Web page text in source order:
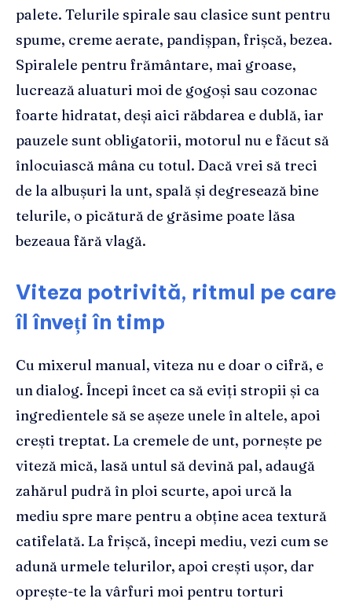
palete. Telurile spirale sau clasice sunt pentru
spume, creme aerate, pandișpan, frișcă, bezea.
Spiralele pentru frământare, mai groase,
lucrează aluaturi moi de gogoși sau cozonac
foarte hidratat, deși aici răbdarea e dublă, iar
pauzele sunt obligatorii, motorul nu e făcut să
înlocuiască mâna cu totul. Dacă vrei să treci
de la albușuri la unt, spală și degresează bine
telurile, o picătură de grăsime poate lăsa
bezeaua fără vlagă.
Viteza potrivită, ritmul pe care
îl înveți în timp
Cu mixerul manual, viteza nu e doar o cifră, e
un dialog. Începi încet ca să eviți stropii și ca
ingredientele să se așeze unele în altele, apoi
crești treptat. La cremele de unt, pornește pe
viteză mică, lasă untul să devină pal, adaugă
zahărul pudră în ploi scurte, apoi urcă la
mediu spre mare pentru a obține acea textură
catifelată. La frișcă, începi mediu, vezi cum se
adună urmele telurilor, apoi crești ușor, dar
oprește-te la vârfuri moi pentru torturi